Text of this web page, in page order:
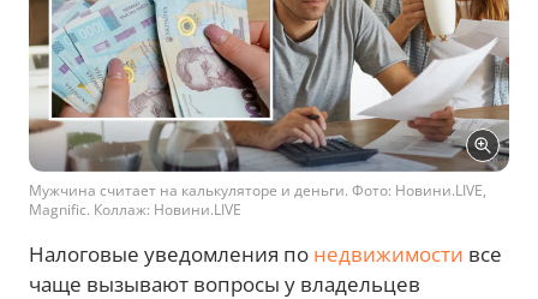
Мужчина считает на калькуляторе и деньги. Фото: Новини.LIVE,
Magnific. Коллаж: Новини.LIVE
Налоговые уведомления по недвижимости все
чаще вызывают вопросы у владельцев